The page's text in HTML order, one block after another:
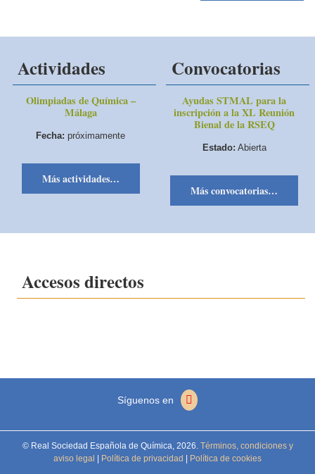
Actividades
Olimpiadas de Química –
Málaga
Fecha:próximamente
Más actividades…
Convocatorias
Ayudas STMAL para la
inscripción a la XL Reunión
Bienal de la RSEQ
Estado: Abierta
Más convocatorias…
Accesos directos
Síguenos en
© Real Sociedad Española de Química, 2026.Términos, condiciones y
aviso legal
Política de privacidad Política de cookies